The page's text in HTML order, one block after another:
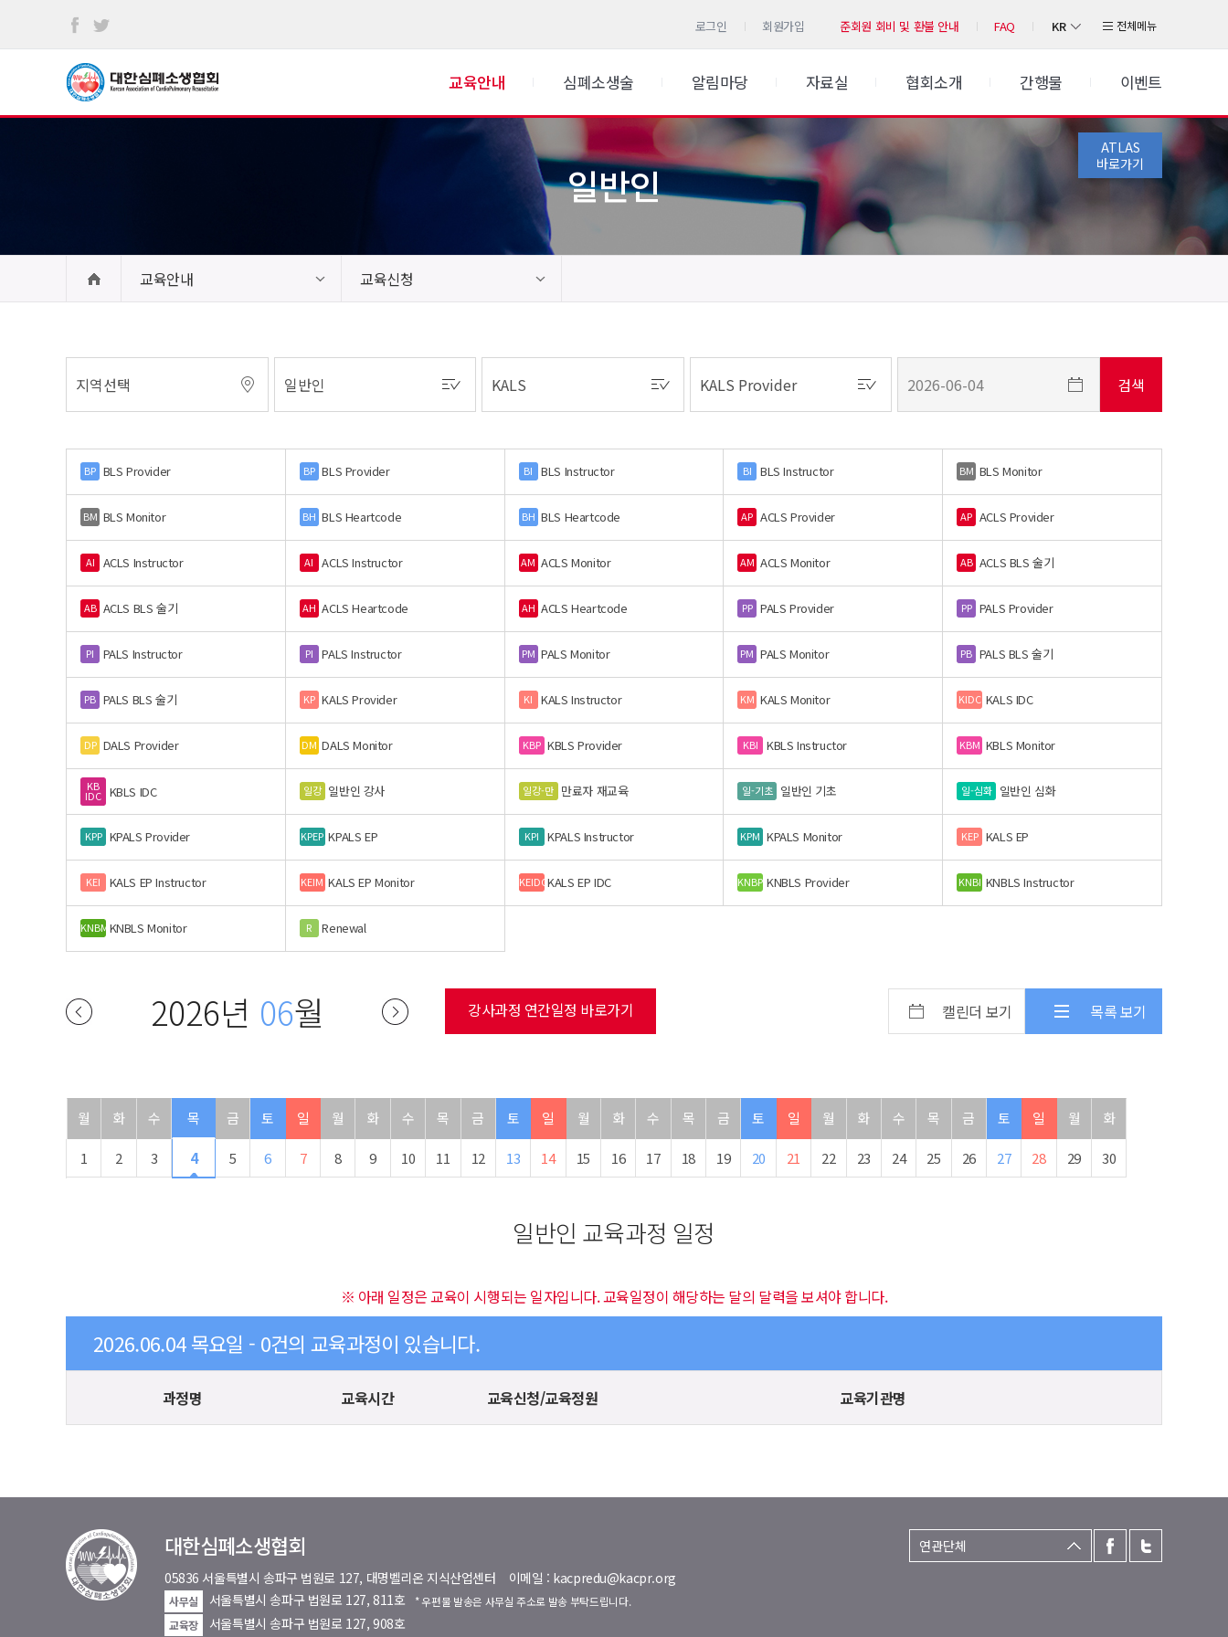
로그인 회원가입 준회원 회비 및 환불 안내 FAQ KR 전체메뉴
교육안내 심폐소생술 알림마당 자료실 협회소개 간행물 이벤트
ATLAS
바로가기
일반인
교육안내 교육신청
BP BLS Provider BP BLS Provider BI BLS Instructor BI BLS Instructor BM BLS Monitor
BM BLS Monitor BH BLS Heartcode BH BLS Heartcode AP ACLS Provider AP ACLS Provider
AI ACLS Instructor AI ACLS Instructor AM ACLS Monitor AM ACLS Monitor AB ACLS BLS 술기
AB ACLS BLS 술기 AH ACLS Heartcode AH ACLS Heartcode PP PALS Provider PP PALS Provider
PI PALS Instructor PI PALS Instructor PM PALS Monitor PM PALS Monitor PB PALS BLS 술기
PB PALS BLS 술기 KP KALS Provider KI KALS Instructor KM KALS Monitor KIDC KALS IDC
DP DALS Provider DM DALS Monitor KBP KBLS Provider KBI KBLS Instructor KBM KBLS Monitor
KB
IDC KBLS IDC 일강 일반인 강사 일강-만 만료자 재교육 일-기초 일반인 기초 일-심화 일반인 심화
KPP KPALS Provider KPEP KPALS EP KPI KPALS Instructor KPM KPALS Monitor KEP KALS EP
KEI KALS EP Instructor KEIM KALS EP Monitor KEIDCKALS EP IDC KNBP KNBLS Provider KNBI KNBLS Instructor
KNBM KNBLS Monitor R Renewal
2026년 06월 강사과정 연간일정 바로가기 캘린더 보기 목록 보기
월 화 수 목 금 토 일 월 화 수 목 금 토 일 월 화 수 목 금 토 일 월 화 수 목 금 토 일 월 화
1 2 3 4 5 6 7 8 9 10 11 12 13 14 15 16 17 18 19 20 21 22 23 24 25 26 27 28 29 30
일반인 교육과정 일정
※ 아래 일정은 교육이 시행되는 일자입니다. 교육일정이 해당하는 달의 달력을 보셔야 합니다.
2026.06.04 목요일 - 0건의 교육과정이 있습니다.
과정명 교육시간 교육신청/교육정원 교육기관명
대한심폐소생협회
05836 서울특별시 송파구 법원로 127, 대명벨리온 지식산업센터 이메일 : kacpredu@kacpr.org
사무실 서울특별시 송파구 법원로 127, 811호
* 우편물 발송은 사무실 주소로 발송 부탁드립니다.
교육장
서울특별시 송파구 법원로 127, 908호